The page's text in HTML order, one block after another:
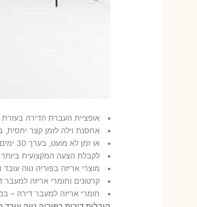
אופציית העברת הדירה בעזרת
אחסנת וילה לזמן קצר יחסית, בערך
או זמן לא מועט, בערך 30 ימים ולפעמים 365 יום
לקבלת הצעה המקצועית
מוצרי אריזה בפוריה נווה
קרטונים וחומרי אריזה למעבר
חומרי אריזה למעבר דירה –